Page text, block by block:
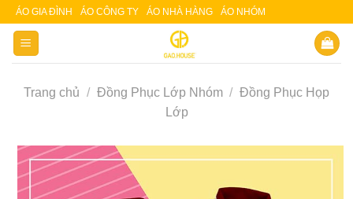
Skip
content
ÁO GIA ĐÌNH ÁO CÔNG TY ÁO NHÀ HÀNG ÁO NHÓM
Trang chủ / Đồng Phục Lớp Nhóm / Đồng Phục Họp
Lớp